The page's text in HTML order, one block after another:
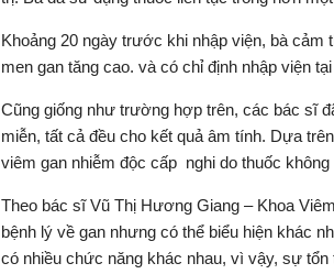
Khoảng 20 ngày trước khi nhập viện, bà cảm
men gan tăng cao. và có chỉ định nhập viện
Cũng giống như trường hợp trên, các bác sĩ
miễn, tất cả đều cho kết quả âm tính. Dựa
viêm gan nhiễm độc cấp nghi do thuốc không
Theo bác sĩ Vũ Thị Hương Giang – Khoa
bệnh lý về gan nhưng có thể biểu hiện khác
có nhiều chức năng khác nhau, vì vậy, sự